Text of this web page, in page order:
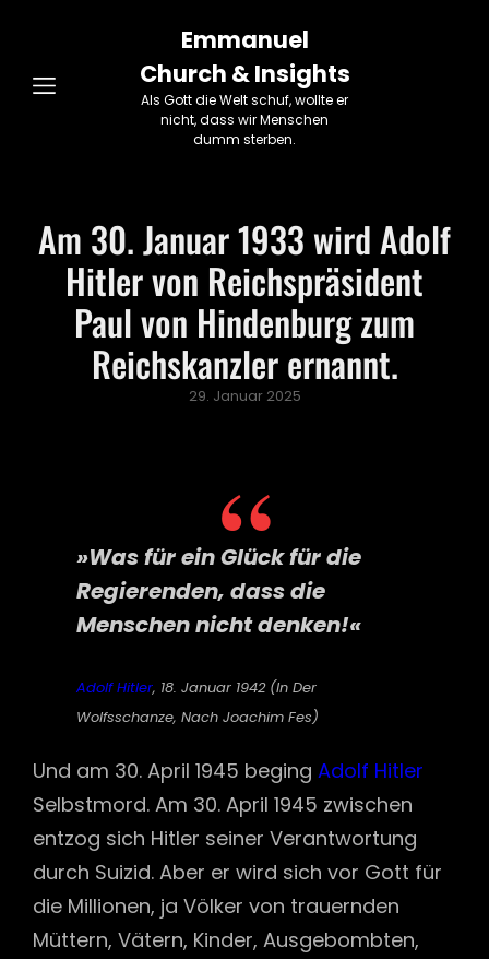
Emmanuel
Church & Insights
Als Gott die Welt schuf, wollte er
nicht, dass wir Menschen
dumm sterben.
Am 30. Januar 1933 wird Adolf
Hitler von Reichspräsident
Paul von Hindenburg zum
Reichskanzler ernannt.
Posted
29. Januar 2025
»Was für ein Glück für die
Regierenden, dass die
Menschen nicht denken!«
Adolf Hitler, 18. Januar 1942 (in Der
Wolfsschanze, Nach Joachim Fes)
Und am 30. April 1945 beging Adolf Hitler
Selbstmord. Am 30. April 1945 zwischen
entzog sich Hitler seiner Verantwortung
durch Suizid. Aber er wird sich vor Gott für
die Millionen, ja Völker von trauernden
Müttern, Vätern, Kinder, Ausgebombten,